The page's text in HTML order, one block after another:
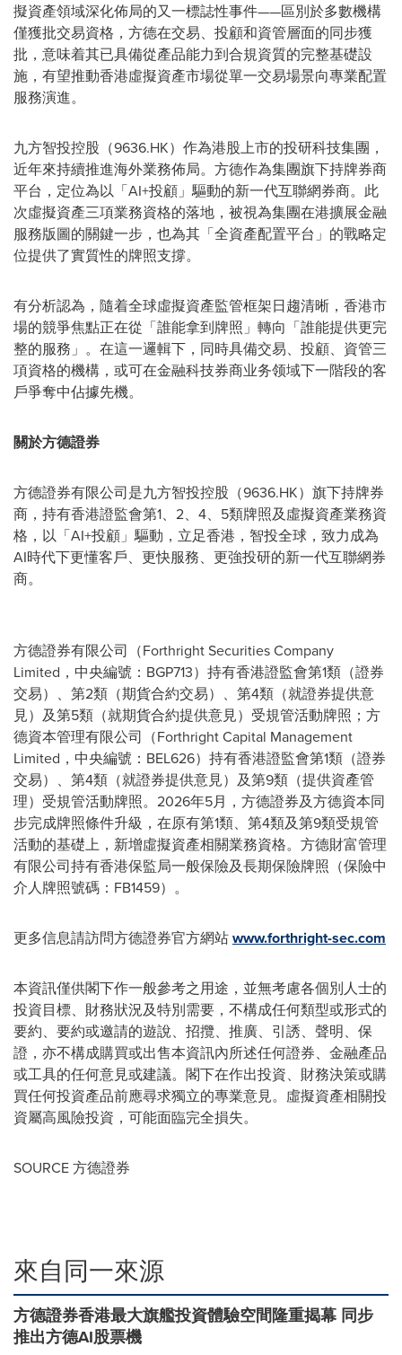
擬資產領域深化佈局的又一標誌性事件——區別於多數機構
僅獲批交易資格，方德在交易、投顧和資管層面的同步獲
批，意味着其已具備從產品能力到合規資質的完整基礎設
施，有望推動香港虛擬資產市場從單一交易場景向專業配置
服務演進。
九方智投控股（9636.HK）作為港股上市的投研科技集團，
近年來持續推進海外業務佈局。方德作為集團旗下持牌券商
平台，定位為以「AI+投顧」驅動的新一代互聯網券商。此
次虛擬資產三項業務資格的落地，被視為集團在港擴展金融
服務版圖的關鍵一步，也為其「全資產配置平台」的戰略定
位提供了實質性的牌照支撐。
有分析認為，隨着全球虛擬資產監管框架日趨清晰，香港市
場的競爭焦點正在從「誰能拿到牌照」轉向「誰能提供更完
整的服務」。在這一邏輯下，同時具備交易、投顧、資管三
項資格的機構，或可在金融科技券商业务领域下一階段的客
戶爭奪中佔據先機。
關於方德證券
方德證券有限公司是九方智投控股（9636.HK）旗下持牌券
商，持有香港證監會第1、2、4、5類牌照及虛擬資產業務資
格，以「AI+投顧」驅動，立足香港，智投全球，致力成為
AI時代下更懂客戶、更快服務、更強投研的新一代互聯網券
商。
方德證券有限公司（Forthright Securities Company
Limited，中央編號：BGP713）持有香港證監會第1類（證券
交易）、第2類（期貨合約交易）、第4類（就證券提供意
見）及第5類（就期貨合約提供意見）受規管活動牌照；方
德資本管理有限公司（Forthright Capital Management
Limited，中央編號：BEL626）持有香港證監會第1類（證券
交易）、第4類（就證券提供意見）及第9類（提供資產管
理）受規管活動牌照。2026年5月，方德證券及方德資本同
步完成牌照條件升級，在原有第1類、第4類及第9類受規管
活動的基礎上，新增虛擬資產相關業務資格。方德財富管理
有限公司持有香港保監局一般保險及長期保險牌照（保險中
介人牌照號碼：FB1459）。
更多信息請訪問方德證券官方網站www.forthright-sec.com
本資訊僅供閣下作一般參考之用途，並無考慮各個別人士的
投資目標、財務狀況及特別需要，不構成任何類型或形式的
要約、要約或邀請的遊說、招攬、推廣、引誘、聲明、保
證，亦不構成購買或出售本資訊內所述任何證券、金融產品
或工具的任何意見或建議。閣下在作出投資、財務決策或購
買任何投資產品前應尋求獨立的專業意見。虛擬資產相關投
資屬高風險投資，可能面臨完全損失。
SOURCE 方德證券
來自同一來源
方德證券香港最大旗艦投資體驗空間隆重揭幕 同步
推出方德AI股票機